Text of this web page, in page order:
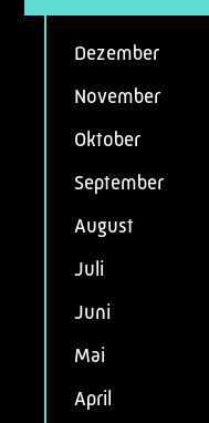
Dezember
November
Oktober
September
August
Juli
Juni
Mai
April